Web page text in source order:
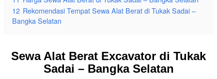
12 Rekomendasi Tempat Sewa Alat Berat di Tukak Sadai –
Bangka Selatan
Sewa Alat Berat Excavator di Tukak
Sadai – Bangka Selatan